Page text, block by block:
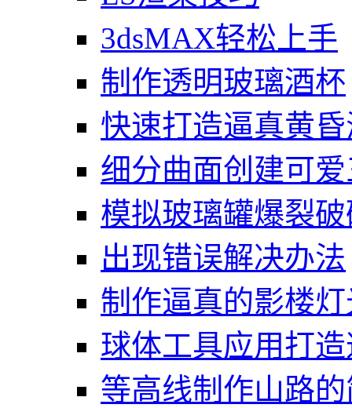
3dsMAX轻松上手
制作透明玻璃酒杯
快速打造逼真黄
细分曲面创建可
模拟玻璃罐爆裂
出现错误解决办法
制作逼真的影楼
球体工具应用打
等高线制作山路